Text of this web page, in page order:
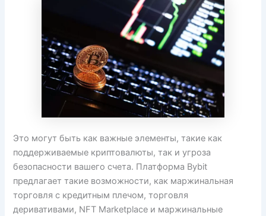
Это могут быть как важные элементы, такие как
поддерживаемые криптовалюты, так и угроза
безопасности вашего счета. Платформа Bybit
предлагает такие возможности, как маржинальная
торговля с кредитным плечом, торговля
деривативами, NFT Marketplace и маржинальные